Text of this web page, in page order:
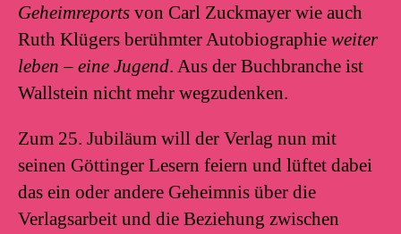
Geheimreports von Carl Zuckmayer wie auch
Ruth Klügers berühmter Autobiographie weiter
leben – eine Jugend. Aus der Buchbranche ist
Wallstein nicht mehr wegzudenken.
Zum 25. Jubiläum will der Verlag nun mit
seinen Göttinger Lesern feiern und lüftet dabei
das ein oder andere Geheimnis über die
Verlagsarbeit und die Beziehung zwischen